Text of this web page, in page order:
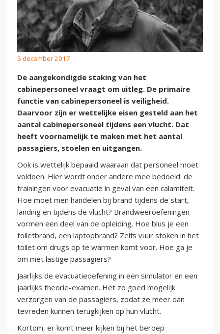
5 december 2017
De aangekondigde staking van het
cabinepersoneel vraagt om uitleg. De primaire
functie van cabinepersoneel is veiligheid.
Daarvoor zijn er wettelijke eisen gesteld aan het
aantal cabinepersoneel tijdens een vlucht. Dat
heeft voornamelijk te maken met het aantal
passagiers, stoelen en uitgangen.
Ook is wettelijk bepaald waaraan dat personeel moet
voldoen. Hier wordt onder andere mee bedoeld: de
trainingen voor evacuatie in geval van een calamiteit.
Hoe moet men handelen bij brand tijdens de start,
landing en tijdens de vlucht? Brandweeroefeningen
vormen een deel van de opleiding. Hoe blus je een
toiletbrand, een laptopbrand? Zelfs vuur stoken in het
toilet om drugs op te warmen komt voor. Hoe ga je
om met lastige passagiers?
Jaarlijks de evacuatieoefening in een simulator en een
jaarlijks theorie-examen. Het zo goed mogelijk
verzorgen van de passagiers, zodat ze meer dan
tevreden kunnen terugkijken op hun vlucht.
Kortom, er komt meer kijken bij het beroep